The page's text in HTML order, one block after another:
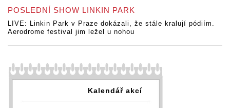
POSLEDNÍ SHOW LINKIN PARK
LIVE: Linkin Park v Praze dokázali, že stále kralují pódiím.
Aerodrome festival jim ležel u nohou
Kalendář akcí